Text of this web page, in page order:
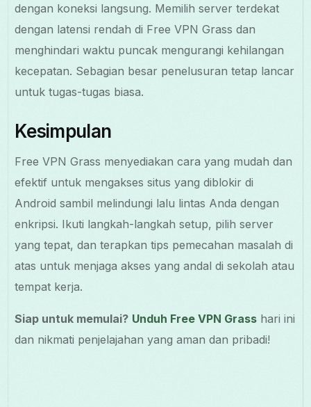
dengan koneksi langsung. Memilih server terdekat
dengan latensi rendah di Free VPN Grass dan
menghindari waktu puncak mengurangi kehilangan
kecepatan. Sebagian besar penelusuran tetap lancar
untuk tugas-tugas biasa.
Kesimpulan
Free VPN Grass menyediakan cara yang mudah dan
efektif untuk mengakses situs yang diblokir di
Android sambil melindungi lalu lintas Anda dengan
enkripsi. Ikuti langkah-langkah setup, pilih server
yang tepat, dan terapkan tips pemecahan masalah di
atas untuk menjaga akses yang andal di sekolah atau
tempat kerja.
Siap untuk memulai? Unduh Free VPN Grass hari ini
dan nikmati penjelajahan yang aman dan pribadi!